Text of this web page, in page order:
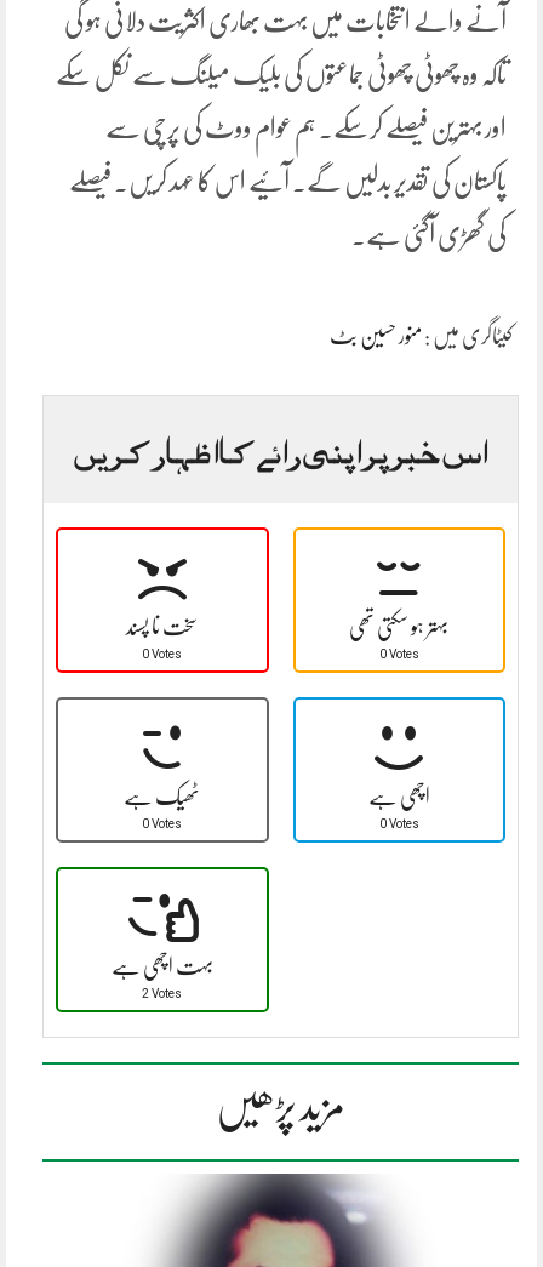
آنے والے انتخابات میں بہت بھاری اکثریت دلانی ہو گی
تاکہ وہ چھوٹی چھوٹی جماعتوں کی بلیک میلنگ سے نکل سکے
اور بہترین فیصلے کرسکے۔ ہم عوام ووٹ کی پرچی سے
پاکستان کی تقدیر بدلیں گے۔ آئیے اس کا عہد کریں۔ فیصلے
کی گھڑی آگئی ہے۔
کیٹاگری میں : منور حسین بٹ
اس خبر پر اپنی رائے کا اظہار کریں
سخت نا پسند
0 Votes
بہتر ہو سکتی تھی
0 Votes
ٹھیک ہے
0 Votes
اچھی ہے
0 Votes
بہت اچھی ہے
2 Votes
مزید پڑھیں